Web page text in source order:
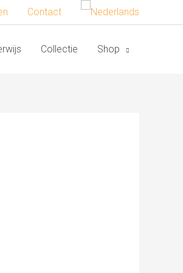
Contact
Collectie Shop